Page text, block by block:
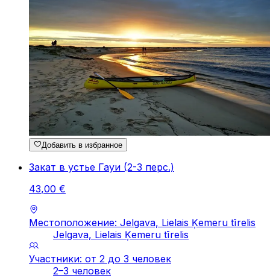
Добавить в избранное
Закат в устье Гауи (2-3 перc.)
43,00 €
Местоположение: Jelgava, Lielais Ķemeru tīrelis
Jelgava, Lielais Ķemeru tīrelis
Участники: от 2 до 3 человек
2–3 человек